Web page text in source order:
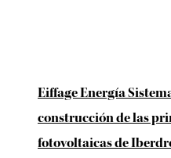
Eiffage Energía
construcción de las
fotovoltaicas de